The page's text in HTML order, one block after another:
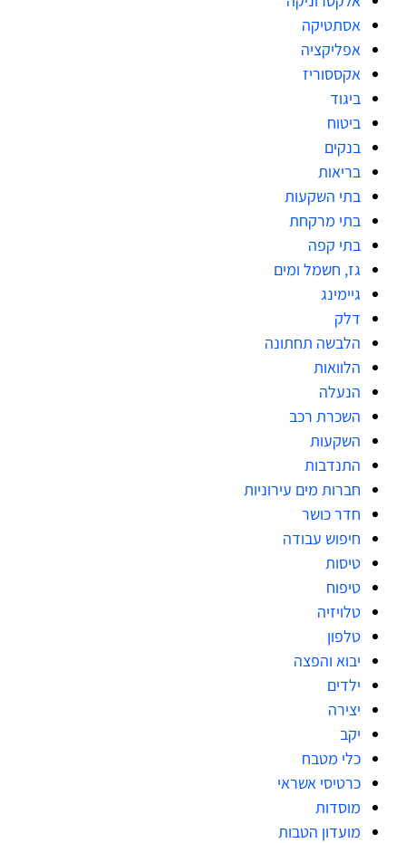
אסתטיקה
אפליקציה
אקססוריז
ביגוד
ביטוח
בנקים
בריאות
בתי השקעות
בתי מרקחת
בתי קפה
גז, חשמל ומים
גיימינג
דלק
הלבשה תחתונה
הלוואות
הנעלה
השכרת רכב
השקעות
התנדבות
חברות מים עירוניות
חדר כושר
חיפוש עבודה
טיסות
טיפוח
טלויזיה
טלפון
יבוא והפצה
ילדים
יצירה
יקב
כלי מטבח
כרטיסי אשראי
מוסדות
מועדון הטבות